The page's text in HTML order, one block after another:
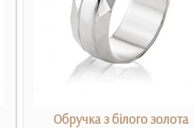
Обручка з білого золота